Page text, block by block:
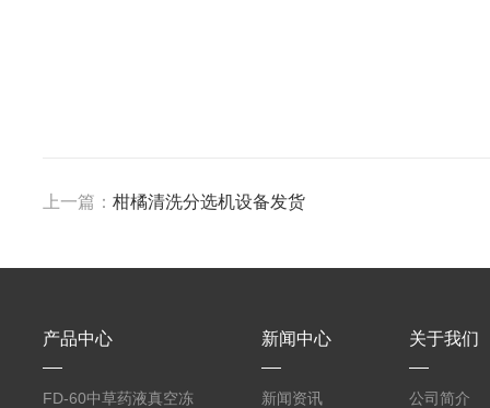
上一篇： 柑橘清洗分选机设备发货
产品中心
FD-60中草药液真空冻
新闻中心
新闻资讯
关于我们
公司简介